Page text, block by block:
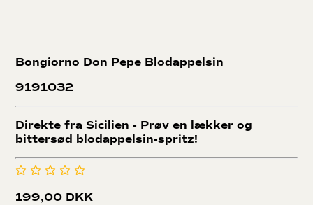
Bongiorno Don Pepe Blodappelsin
9191032
Direkte fra Sicilien - Prøv en lækker og
bittersød blodappelsin-spritz!
199,00 DKK